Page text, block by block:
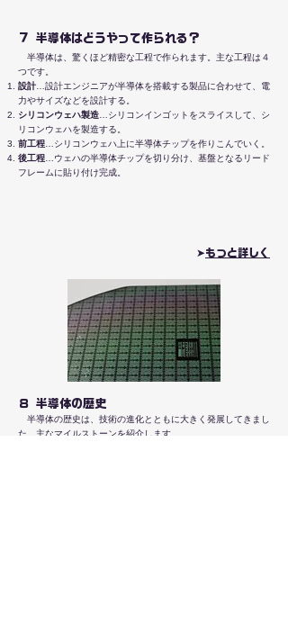
７ 半導体はどうやって作られる？
半導体は、驚くほど精密な工程で作られます。主な工程は４
つです。
設計 …設計エンジニアが半導体を搭載する製品に合わせて、電
力やサイズなどを設計する。​
シリコンウェハ製造 …シリコンインゴットをスライスして、シ
リコンウェハを製造する。
前工程 …シリコンウェハ上に半導体チップを作りこんでいく。
後工程 …ウェハの半導体チップを切り分け、基盤となるリード
フレームに貼り付け完成。
➤​もっと詳しく
８ 半導体の歴史
半導体の歴史は、技術の進化とともに大きく発展してきまし
た。主なマイルストーンを紹介します。